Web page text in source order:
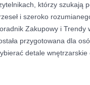
którzy szukają
i szeroko
Zakupowy i Trendy
przygotowana dla
detale wnętrzarskie